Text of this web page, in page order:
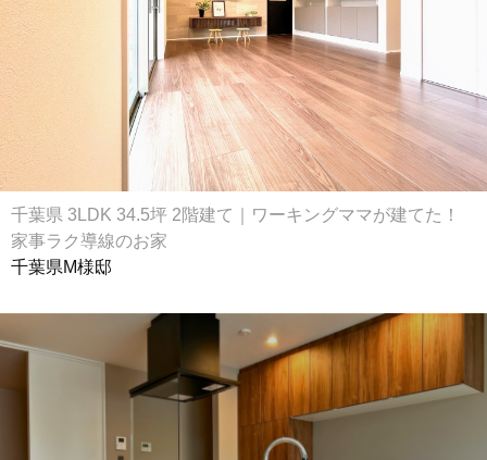
千葉県 3LDK 34.5坪 2階建て｜ワーキングママが建てた！
家事ラク導線のお家
千葉県M様邸